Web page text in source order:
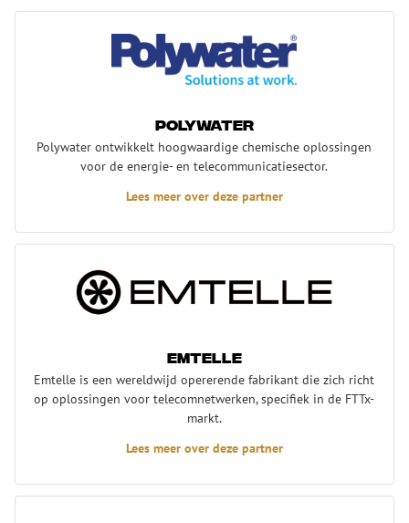
Polywater
Polywater ontwikkelt hoogwaardige chemische oplossingen
voor de energie- en telecommunicatiesector.
Lees meer over deze partner
Emtelle
Emtelle is een wereldwijd opererende fabrikant die zich richt
op oplossingen voor telecomnetwerken, specifiek in de FTTx-
markt.
Lees meer over deze partner